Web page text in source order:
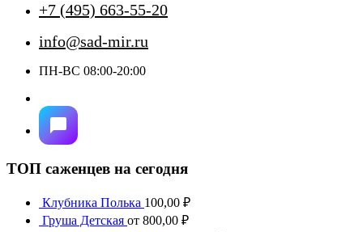
+7 (495) 663-55-20
info@sad-mir.ru
ПН-ВС 08:00-20:00
ТОП саженцев на сегодня
Клубника Полька 100,00 ₽
Груша Детская от 800,00 ₽